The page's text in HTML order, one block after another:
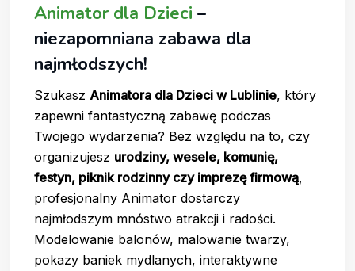
Animator dla Dzieci –
niezapomniana zabawa dla
najmłodszych!
Szukasz Animatora dla Dzieci w Lublinie, który
zapewni fantastyczną zabawę podczas
Twojego wydarzenia? Bez względu na to, czy
organizujesz urodziny, wesele, komunię,
festyn, piknik rodzinny czy imprezę firmową,
profesjonalny Animator dostarczy
najmłodszym mnóstwo atrakcji i radości.
Modelowanie balonów, malowanie twarzy,
pokazy baniek mydlanych, interaktywne